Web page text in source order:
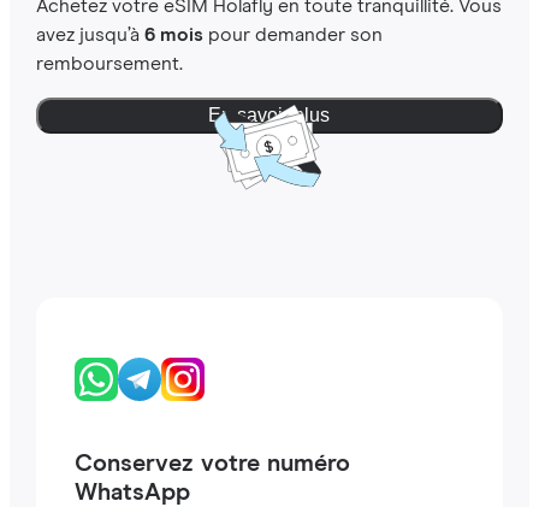
Achetez votre eSIM Holafly en toute tranquillité. Vous
avez jusqu’à 6 moispour demander son
remboursement.
En savoir plus
Conservez votre numéro
WhatsApp